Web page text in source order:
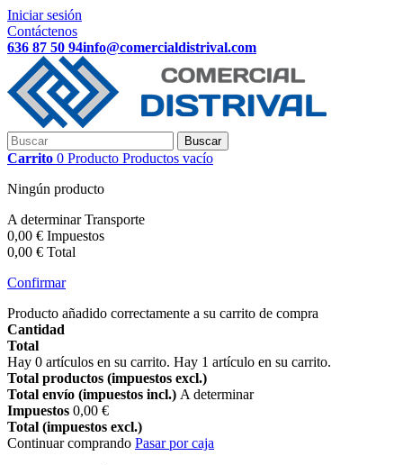
Iniciar sesión
Contáctenos
636 87 50 94info@comercialdistrival.com
Buscar
Carrito 0 Producto Productos vacío
Ningún producto
A determinarTransporte
0,00 € Impuestos
0,00 € Total
Confirmar
Producto añadido correctamente a su carrito de compra
Cantidad
Total
Hay 0 artículos en su carrito. Hay 1 artículo en su carrito.
Total productos (impuestos excl.)
Total envío (impuestos incl.) A determinar
Impuestos 0,00 €
Total (impuestos excl.)
Continuar comprando Pasar por caja